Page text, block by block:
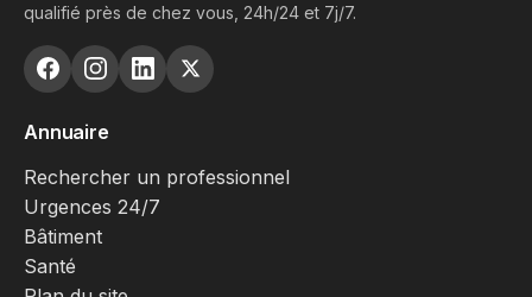
qualifié près de chez vous, 24h/24 et 7j/7.
Annuaire
Rechercher un professionnel
Urgences 24/7
Bâtiment
Santé